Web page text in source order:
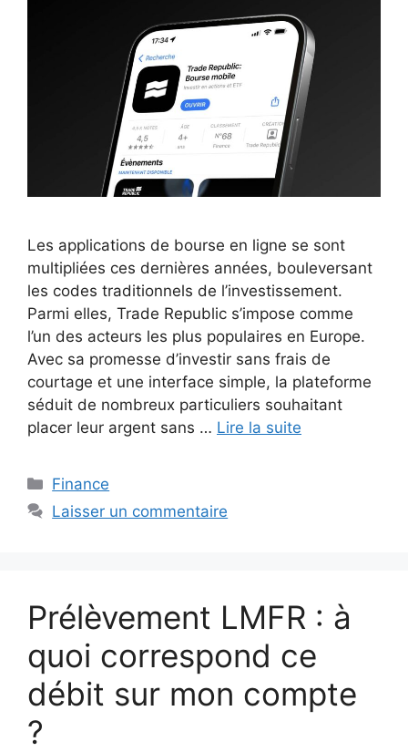
Les applications de bourse en ligne se sont
multipliées ces dernières années, bouleversant
les codes traditionnels de l’investissement.
Parmi elles, Trade Republic s’impose comme
l’un des acteurs les plus populaires en Europe.
Avec sa promesse d’investir sans frais de
courtage et une interface simple, la plateforme
séduit de nombreux particuliers souhaitant
placer leur argent sans … Lire la suite
Catégories
Finance
Laisser un commentaire
Prélèvement LMFR : à
quoi correspond ce
débit sur mon compte
?